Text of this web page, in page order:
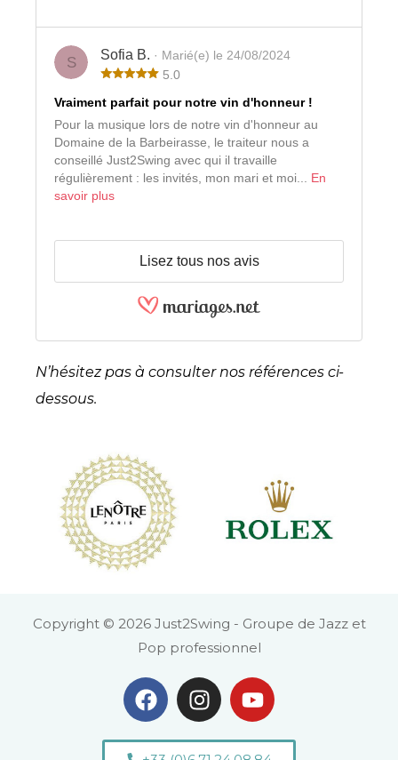
S Sofia B. · Marié(e) le 24/08/2024
5.0
Vraiment parfait pour notre vin d'honneur !
Pour la musique lors de notre vin d'honneur au
Domaine de la Barbeirasse, le traiteur nous a
conseillé Just2Swing avec qui il travaille
régulièrement : les invités, mon mari et moi... En
savoir plus
Lisez tous nos avis
N’hésitez pas à consulter nos références ci-
dessous.
Copyright © 2026 Just2Swing - Groupe de Jazz et
Pop professionnel